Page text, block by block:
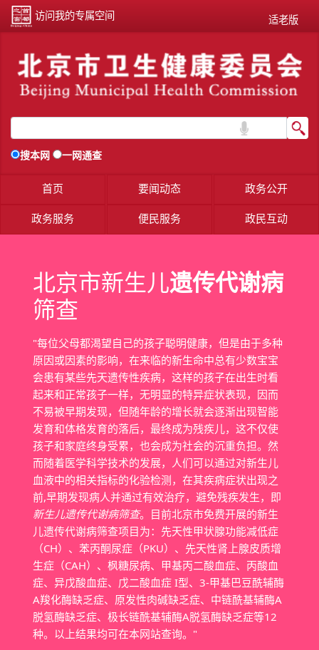
访问我的专属空间 适老版
搜本网 一网通查
首页 要闻动态 政务公开
政务服务 便民服务 政民互动
北京市新生儿遗传代谢病
筛查
"每位父母都渴望自己的孩子聪明健康，但是由于多种
原因或因素的影响，在来临的新生命中总有少数宝宝
会患有某些先天遗传性疾病，这样的孩子在出生时看
起来和正常孩子一样，无明显的特异症状表现，因而
不易被早期发现，但随年龄的增长就会逐渐出现智能
发育和体格发育的落后，最终成为残疾儿，这不仅使
孩子和家庭终身受累，也会成为社会的沉重负担。然
而随着医学科学技术的发展，人们可以通过对新生儿
血液中的相关指标的化验检测，在其疾病症状出现之
前,早期发现病人并通过有效治疗，避免残疾发生，即
新生儿遗传代谢病筛查。目前北京市免费开展的新生
儿遗传代谢病筛查项目为：先天性甲状腺功能减低症
（CH）、苯丙酮尿症（PKU）、先天性肾上腺皮质增
生症（CAH）、枫糖尿病、甲基丙二酸血症、丙酸血
症、异戊酸血症、戊二酸血症 I型、3-甲基巴豆酰辅酶
A羧化酶缺乏症、原发性肉碱缺乏症、中链酰基辅酶A
脱氢酶缺乏症、极长链酰基辅酶A脱氢酶缺乏症等12
种。以上结果均可在本网站查询。"